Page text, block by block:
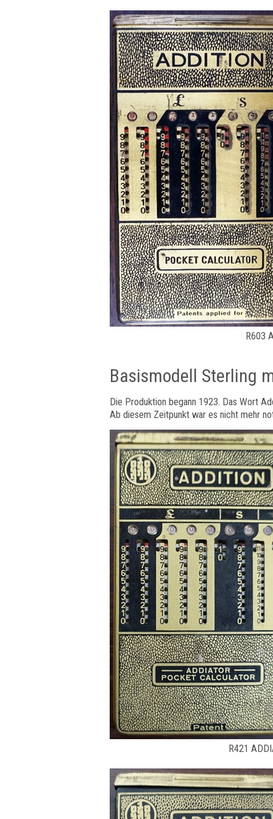
R603
Basismodell Sterling
Die Produktion begann 1923. Das Wort
Ab diesem Zeitpunkt war es nicht mehr
R421